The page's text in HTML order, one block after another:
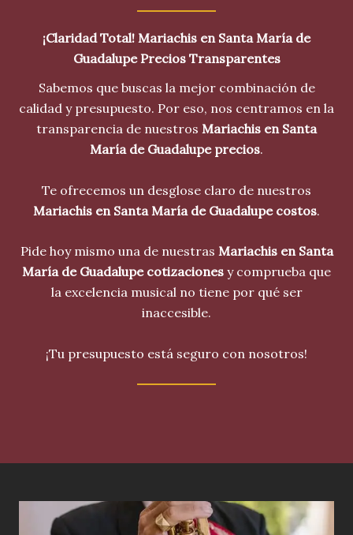
¡Claridad Total! Mariachis en Santa María de
Guadalupe Precios Transparentes
Sabemos que buscas la mejor combinación de
calidad y presupuesto. Por eso, nos centramos en la
transparencia de nuestros Mariachis en Santa
María de Guadalupe precios.
Te ofrecemos un desglose claro de nuestros
Mariachis en Santa María de Guadalupe costos.
Pide hoy mismo una de nuestras Mariachis en Santa
María de Guadalupe cotizaciones y comprueba que
la excelencia musical no tiene por qué ser
inaccesible.
¡Tu presupuesto está seguro con nosotros!